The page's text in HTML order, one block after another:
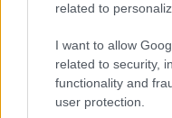
related to
I want to allow
related to security,
functionality and
user protection.